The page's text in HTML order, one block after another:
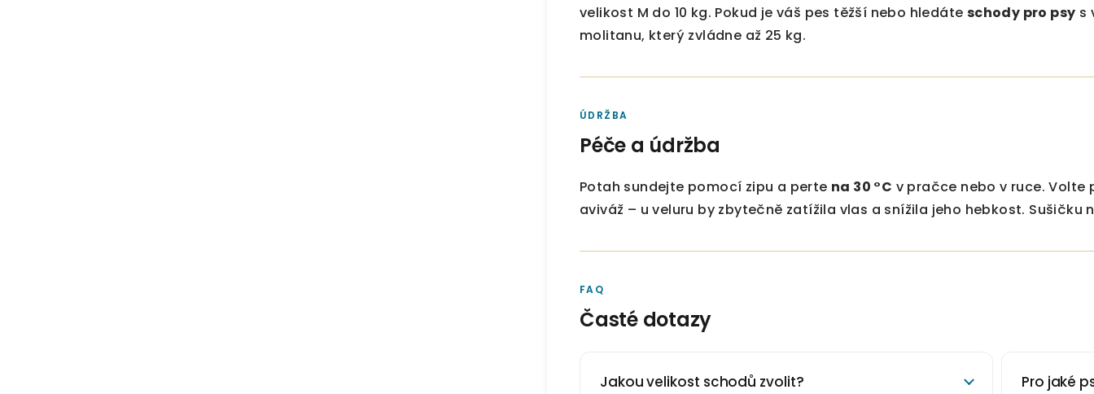
velikost M do 10 kg. Pokud je váš pes těžší nebo hledáte schody pro psy s
molitanu, který zvládne až 25 kg.
ÚDRŽBA
Péče a údržba
Potah sundejte pomocí zipu a perte na 30 °C v pračce nebo v ruce.
aviváž – u veluru by zbytečně zatížila vlas a snížila jeho hebkost.
FAQ
Časté dotazy
Jakou velikost schodů zvolit? Pro jaké